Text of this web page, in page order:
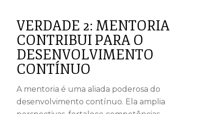
VERDADE 2: MENTORIA
CONTRIBUI PARA O
DESENVOLVIMENTO
CONTÍNUO
A mentoria é uma aliada poderosa do
desenvolvimento contínuo. Ela amplia